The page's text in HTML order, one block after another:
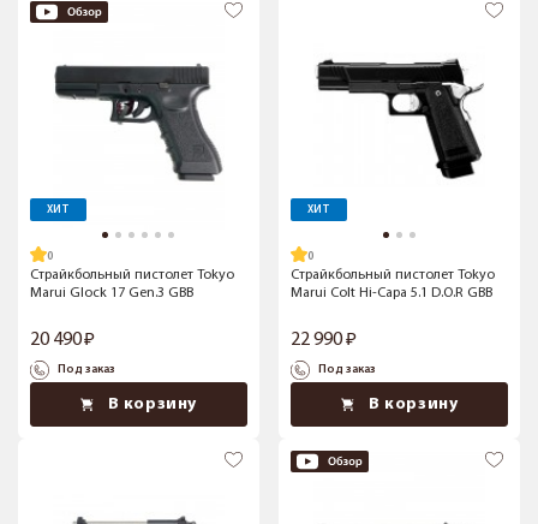
ХИТ
Страйкбольный пистолет Tokyo
Marui Glock 17 Gen.3 GBB
20 490
Под заказ
В корзину
ХИТ
Страйкбольный пистолет Tokyo
Marui Colt Hi-Capa 5.1 D.O.R GBB
22 990
Под заказ
В корзину